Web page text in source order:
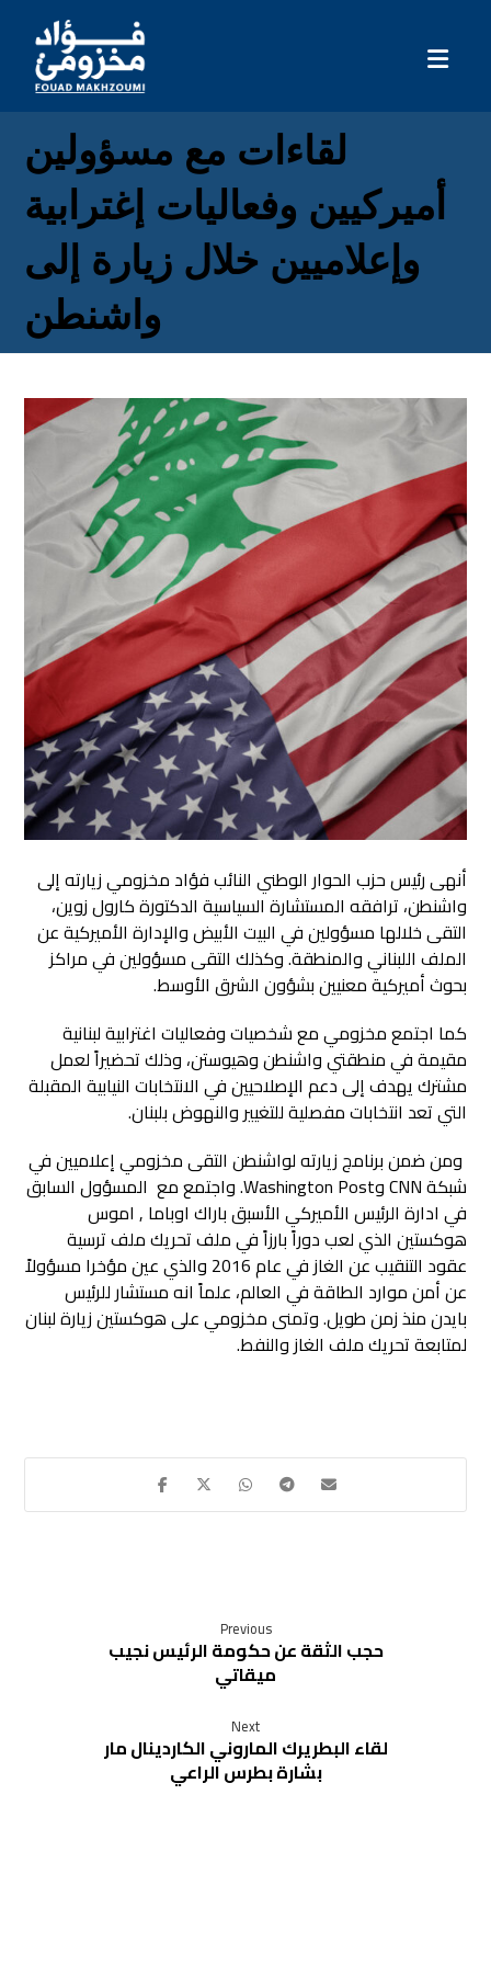
لقاءات مع مسؤولين
أميركيين وفعاليات إغترابية
وإعلاميين خلال زيارة إلى
واشنطن
أنهى رئيس حزب الحوار الوطني النائب فؤاد مخزومي زيارته إلى
واشنطن، ترافقه المستشارة السياسية الدكتورة كارول زوين،
التقى خلالها مسؤولين في البيت الأبيض والإدارة الأميركية عن
الملف اللبناني والمنطقة. وكذلك التقى مسؤولين في مراكز
بحوث أميركية معنيين بشؤون الشرق الأوسط.
كما اجتمع مخزومي مع شخصيات وفعاليات اغترابية لبنانية
مقيمة في منطقتي واشنطن وهيوستن، وذلك تحضيراً لعمل
مشترك يهدف إلى دعم الإصلاحيين في الانتخابات النيابية المقبلة
التي تعد انتخابات مفصلية للتغيير والنهوض بلبنان.
ومن ضمن برنامج زيارته لواشنطن التقى مخزومي إعلاميين في
شبكة CNN وWashington Post. واجتمع مع المسؤول السابق
في ادارة الرئيس الأميركي الأسبق باراك اوباما , اموس
هوكستين الذي لعب دوراً بارزاً في ملف تحريك ملف ترسية
عقود التنقيب عن الغاز في عام 2016 والذي عين مؤخرا مسؤولاً
عن أمن موارد الطاقة في العالم، علماً انه مستشار للرئيس
بايدن منذ زمن طويل. وتمنى مخزومي على هوكستين زيارة لبنان
لمتابعة تحريك ملف الغاز والنفط.
Previous
حجب الثقة عن حكومة الرئيس نجيب
ميقاتي
Next
لقاء البطريرك الماروني الكاردينال مار
بشارة بطرس الراعي